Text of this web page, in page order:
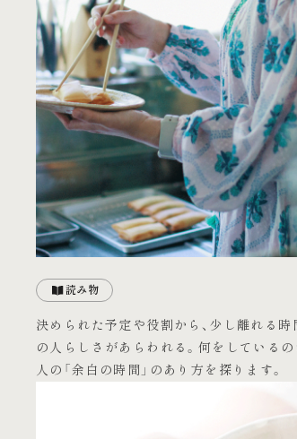
読み物
決められた予定や役割から、少し離れる
の人らしさがあらわれる。何をしている
人の「余白の時間」のあり方を探ります。